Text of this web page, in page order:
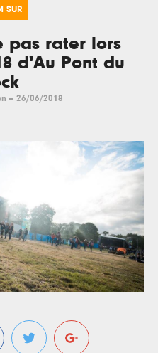
SUR
pas rater lors
d'Au Pont du
-- 26/06/2018